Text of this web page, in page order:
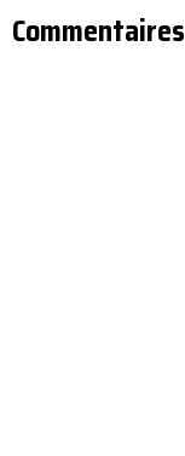
Commentaires